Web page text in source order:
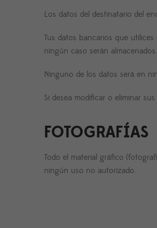
Los datos del destinatario del
Tus datos bancarios que
ningún caso serán almacenados.
Ninguno de los datos será en
Si desea modificar o eliminar
FOTOGRAFÍAS
Todo el material gráfico
ningún uso no autorizado.